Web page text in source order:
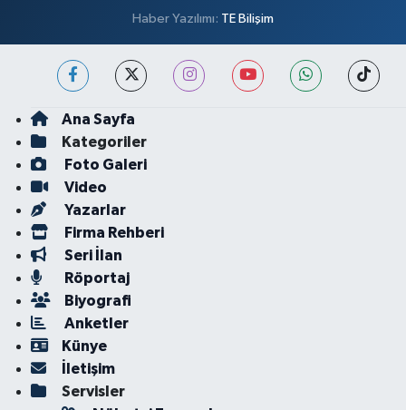
Haber Yazılımı: TE Bilişim
Ana Sayfa
Kategoriler
Foto Galeri
Video
Yazarlar
Firma Rehberi
Seri İlan
Röportaj
Biyografi
Anketler
Künye
İletişim
Servisler